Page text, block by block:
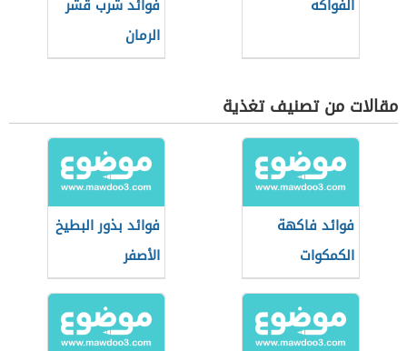
الفواكه
فوائد شرب قشر
الرمان
مقالات من تصنيف تغذية
فوائد فاكهة
الكمكوات
فوائد بذور البطيخ
الأصفر